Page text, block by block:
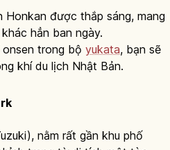
Honkan được thắp sáng, mang
hẳn ban ngày.
trong bộ yukata, bạn sẽ
khí du lịch Nhật Bản.
nằm rất gần khu phố